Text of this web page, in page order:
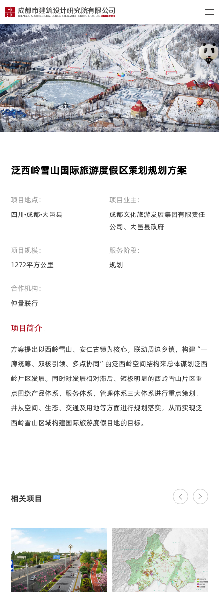
泛西岭雪山国际旅游度假区策划规划方案
项目地点：
四川•成都•大邑县
项目业主：
成都文化旅游发展集团有限责任
公司、大邑县政府
项目规模：
1272平方公里
服务阶段：
规划
合作机构：
仲量联行
项目简介：
方案提出以西岭雪山、安仁古镇为核心，联动周边乡镇，构建“一
廊统筹、双核引领、多点协同”的泛西岭空间结构来总体谋划泛西
岭片区发展。同时对发展相对滞后、短板明显的西岭雪山片区重
点围绕产品体系、服务体系、管理体系三大体系进行重点策划，
并从空间、生态、交通及用地等方面进行规划落实，从而实现泛
西岭雪山区域构建国际旅游度假目地的目标。
相关项目